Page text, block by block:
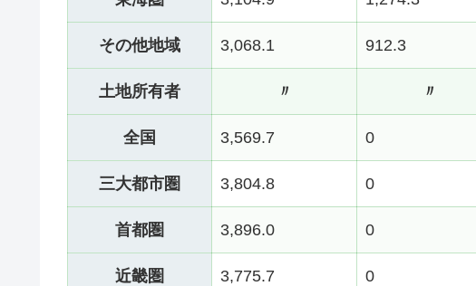
その他地域 3,068.1 912.3
土地所有者 〃 〃
全国 3,569.7 0
三大都市圏 3,804.8 0
首都圏 3,896.0 0
近畿圏 3,775.7 0